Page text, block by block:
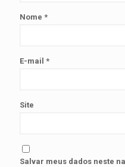
Nome *
E-mail *
Site
Salvar meus dados neste